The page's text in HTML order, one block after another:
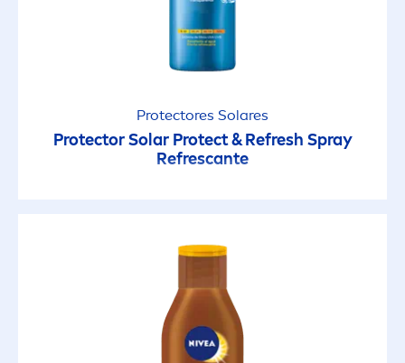
Protectores Solares
Protector Solar Protect& Refresh Spray
Refrescante